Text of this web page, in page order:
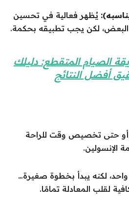
يُظهر فعالية في تحسين
البعض، لكن يجب تطبيقه بحكمة.
الصيام المتقطع: دليلك
أفضل النتائج
أو حتى تخصيص وقت للراحة
لكنه يبدأ بخطوة صغيرة…
لقلب المعادلة تمامًا.